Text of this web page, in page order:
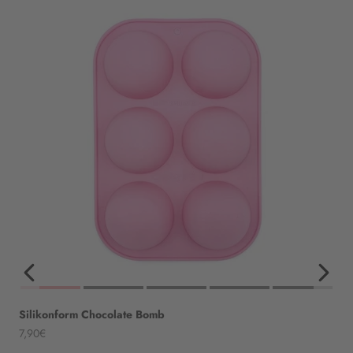
Silikonform Chocolate Bomb
Angebot
7,90€